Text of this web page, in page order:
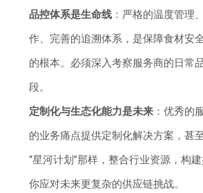
品控体系是生命线 ：严格的温度管理
作、完善的追溯体系，是保障食材安
的根本。必须深入考察服务商的日常
段。
定制化与生态化能力是未来 ：优秀的
的业务痛点提供定制化解决方案，甚
“星河计划”那样，整合行业资源，构
你应对未来更复杂的供应链挑战。